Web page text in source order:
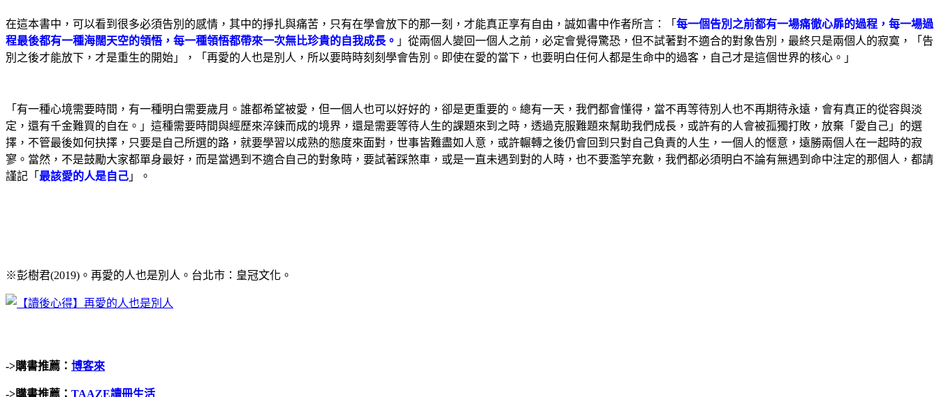
在這本書中，可以看到很多必須告別的感情，其中的掙扎與痛苦，只有在學會放下的那一刻，才能真正享有自由，誠如書中作者所言：「 每一個告別之前都有一場痛徹心扉的過程，每一場過
程最後都有一種海闊天空的領悟，每一種領悟都帶來一次無比珍貴的自我成長。 」從兩個人變回一個人之前，必定會覺得驚恐，但不試著對不適合的對象告別，最終只是兩個人的寂寞，「告
別之後才能放下，才是重生的開始」，「再愛的人也是別人，所以要時時刻刻學會告別。即使在愛的當下，也要明白任何人都是生命中的過客，自己才是這個世界的核心。」
「有一種心境需要時間，有一種明白需要歲月。誰都希望被愛，但一個人也可以好好的，卻是更重要的。總有一天，我們都會懂得，當不再等待別人也不再期待永遠，會有真正的從容與淡
定，還有千金難買的自在。」這種需要時間與經歷來淬鍊而成的境界，還是需要等待人生的課題來到之時，透過克服難題來幫助我們成長，或許有的人會被孤獨打敗，放棄「愛自己」的選
擇，不管最後如何抉擇，只要是自己所選的路，就要學習以成熟的態度來面對，世事皆難盡如人意，或許輾轉之後仍會回到只對自己負責的人生，一個人的愜意，遠勝兩個人在一起時的寂
寥。當然，不是鼓勵大家都單身最好，而是當遇到不適合自己的對象時，要試著踩煞車，或是一直未遇到對的人時，也不要濫竽充數，我們都必須明白不論有無遇到命中注定的那個人，都請
謹記「 最該愛的人是自己 」。
※彭樹君(2019)。再愛的人也是別人。台北市：皇冠文化。
->購書推薦： 博客來
->購書推薦： TAAZE讀冊生活